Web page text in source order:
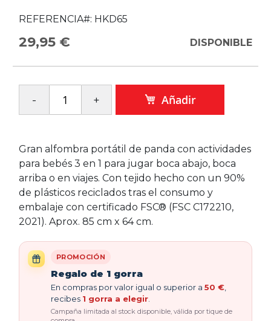
REFERENCIA#: HKD65
29,95 € DISPONIBLE
Añadir
Gran alfombra portátil de panda con actividades
para bebés 3 en 1 para jugar boca abajo, boca
arriba o en viajes. Con tejido hecho con un 90%
de plásticos reciclados tras el consumo y
embalaje con certificado FSC® (FSC C172210,
2021). Aprox. 85 cm x 64 cm.
PROMOCIÓN
Regalo de 1 gorra
En compras por valor igual o superior a 50 €
recibes 1 gorra a elegir
Campaña limitada al stock disponible, válida por tique de